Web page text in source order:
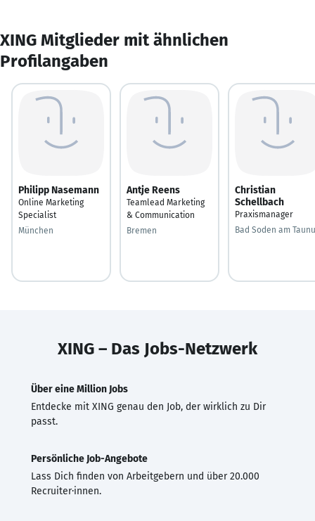
XING Mitglieder mit ähnlichen
Profilangaben
Philipp Nasemann
Online Marketing
Specialist
München
Antje Reens
Teamlead Marketing
& Communication
Bremen
Christian
Schellbach
Praxismanager
Bad Soden am
XING – Das Jobs-Netzwerk
Über eine Million Jobs
Entdecke mit XING genau den Job, der wirklich zu Dir
passt.
Persönliche Job-Angebote
Lass Dich finden von Arbeitgebern und über 20.000
Recruiter·innen.